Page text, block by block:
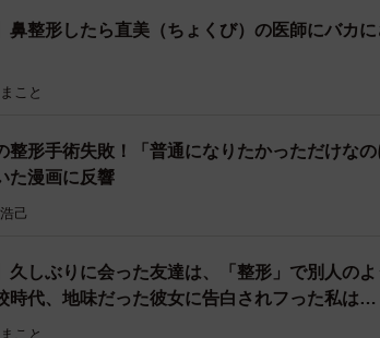
鼻整形したら直美（ちょくび）の医師にバカ
こと
整形手術失敗！「普通になりたかっただけな
た漫画に反響
己
久しぶりに会った友達は、「整形」で別人の
代、地味だった彼女に告白されフった私は…
こと